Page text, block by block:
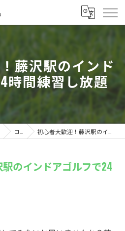
藤沢駅のインド
時間練習し放題
コラム 初心者大歓迎！藤沢駅のインドアゴルフで24時間練習し放題
のインドアゴルフで24